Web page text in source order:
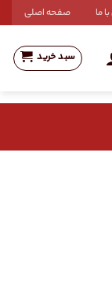
ما صفحه اصلی
سبد خرید